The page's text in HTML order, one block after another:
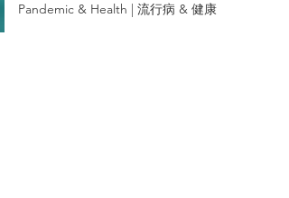
Pandemic & Health | 流行病 & 健康